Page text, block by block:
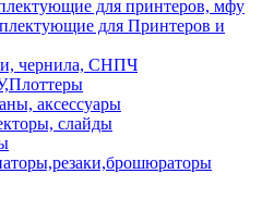
для принтеров, мфу
для Принтеров и
чернила, СНПЧ
аксессуары
слайды